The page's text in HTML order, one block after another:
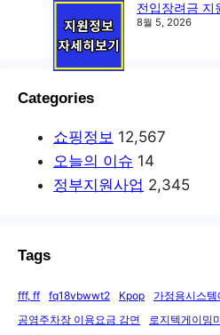
전입장려금 지
8월 5, 2026
Categories
쇼핑정보 12,567
오늘의 이슈 14
정부지원사업 2,345
Tags
fff, ff fq18vbwwt2 Kpop 가정용시스템
공영주차장 이용요금 감면
로지텍게이밍